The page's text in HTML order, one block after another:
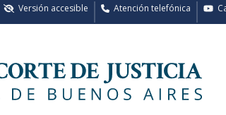
Atención telefónica
Versión accesible